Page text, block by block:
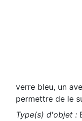
verre bleu, un
permettre de le
Type(s) d'objet :